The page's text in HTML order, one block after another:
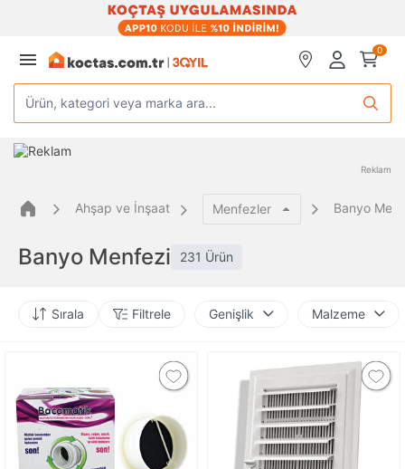
0
Ürün, kategori veya marka ara...
Reklam
Ahşap ve İnşaat Menfezler Banyo
Banyo Menfezi 231 Ürün
Sırala Filtrele Genişlik Malzeme